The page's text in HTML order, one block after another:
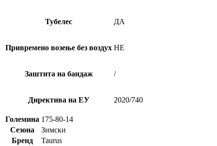
Тубелес ДА
Привремено возење без воздух НЕ
Заштита на бандаж /
Директива на ЕУ 2020/740
Големина 175-80-14
Сезона
Зимски
Бренд
Taurus